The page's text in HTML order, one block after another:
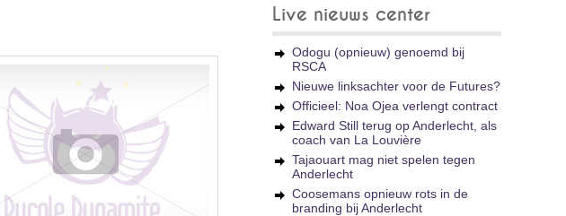
Live nieuws center
Odogu (opnieuw) genoemd bij
RSCA
Nieuwe linksachter voor de Futures?
Officieel: Noa Ojea verlengt contract
Edward Still terug op Anderlecht, als
coach van La Louvière
Tajaouart mag niet spelen tegen
Anderlecht
Coosemans opnieuw rots in de
branding bij Anderlecht